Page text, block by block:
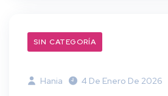
SIN CATEGORÍA
Hania 4 De Enero De 2026